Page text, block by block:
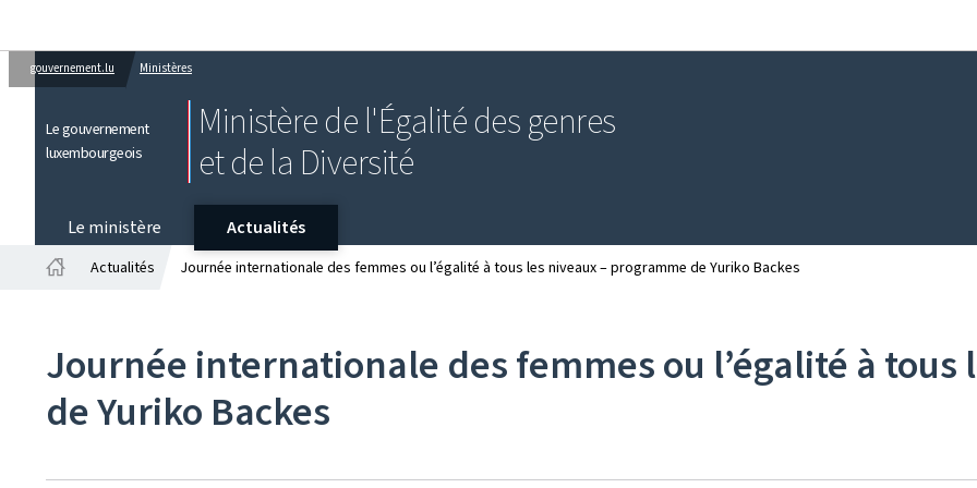
gouvernement.lu Ministères
Le gouvernement
luxembourgeois
Ministère de l'Égalité des genres
et de la Diversité
Le ministère
Actualités
Actualités Journée internationale des femmes ou l’égalité à tous les niveaux – programme de Yuriko Backes
Journée internationale des femmes ou l’égalité à tous
de Yuriko Backes